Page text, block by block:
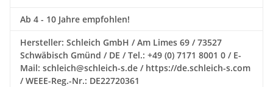
Ab 4 - 10 Jahre empfohlen!
Hersteller: Schleich GmbH / Am Limes 69 / 73527
Schwäbisch Gmünd / DE / Tel.: +49 (0) 7171 8001 0 / E-
Mail: schleich@schleich-s.de / https://de.schleich-s.com
/ WEEE-Reg.-Nr.: DE22720361